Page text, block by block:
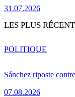
31.07.2026
LES PLUS
Sánchez riposte
07.08.2026
POLITIQUE